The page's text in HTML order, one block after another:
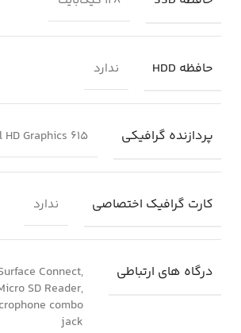
حافظه HDD ندارد
پردازنده گرافیکی HD Graphics 615
کارت گرافیک اختصاصی ندارد
درگاه های ارتباطی
Connect,
SD Reader,
combo
jack